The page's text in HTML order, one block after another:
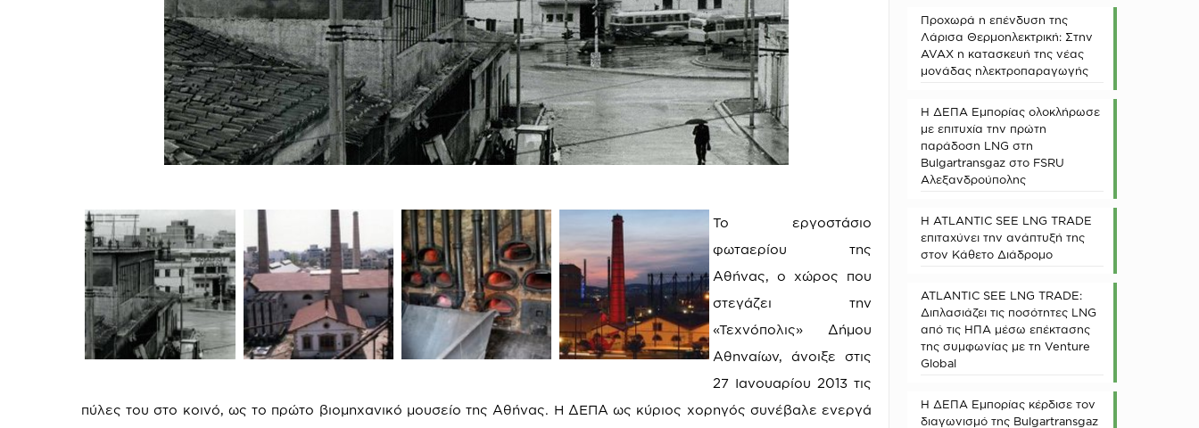
Το εργοστάσιο
φωταερίου της
Αθήνας, ο χώρος που
στεγάζει την
«Τεχνόπολις» Δήμου
Αθηναίων, άνοιξε στις
27 Ιανουαρίου 2013 τις
πύλες του στο κοινό, ως το πρώτο βιομηχανικό μουσείο της Αθήνας. Η ΔΕΠΑ ως κύριος χορηγός συνέβαλε ενεργά
Προχωρά η επένδυση της
Λάρισα Θερμοηλεκτρική: Στην
AVAX η κατασκευή της νέας
μονάδας ηλεκτροπαραγωγής
Η ΔΕΠΑ Εμπορίας ολοκλήρωσε
με επιτυχία την πρώτη
παράδοση LNG στη
Bulgartransgaz στο FSRU
Αλεξανδρούπολης
Η ATLANTIC SEE LNG TRADE
επιταχύνει την ανάπτυξή της
στον Κάθετο Διάδρομο
ATLANTIC SEE LNG TRADE:
Διπλασιάζει τις ποσότητες LNG
από τις ΗΠΑ μέσω επέκτασης
της συμφωνίας με τη Venture
Global
Η ΔΕΠΑ Εμπορίας κέρδισε τον
διαγωνισμό της Bulgartransgaz